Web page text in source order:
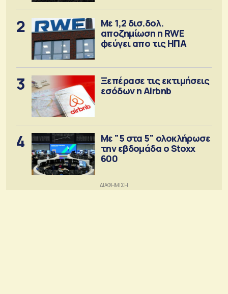
2
Με 1,2 δισ.δολ.
αποζημίωση η RWE
φεύγει απο τις ΗΠΑ
3
Ξεπέρασε τις εκτιμήσεις
εσόδων η Airbnb
4
Με "5 στα 5" ολοκλήρωσε
την εβδομάδα ο Stoxx
600